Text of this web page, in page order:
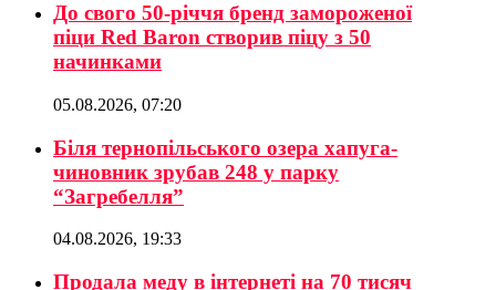
До свого 50-річчя бренд замороженої
піци Red Baron створив піцу з 50
начинками
05.08.2026, 07:20
Біля тернопільського озера хапуга-
чиновник зрубав 248 у парку
“Загребелля”
04.08.2026, 19:33
Продала меду в інтернеті на 70 тисяч